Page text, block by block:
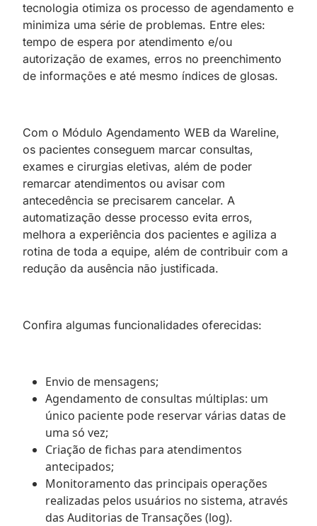
tecnologia otimiza os processo de agendamento e
minimiza uma série de problemas. Entre eles:
tempo de espera por atendimento e/ou
autorização de exames, erros no preenchimento
de informações e até mesmo índices de glosas.
Com o Módulo Agendamento WEB da Wareline,
os pacientes conseguem marcar consultas,
exames e cirurgias eletivas, além de poder
remarcar atendimentos ou avisar com
antecedência se precisarem cancelar. A
automatização desse processo evita erros,
melhora a experiência dos pacientes e agiliza a
rotina de toda a equipe, além de contribuir com a
redução da ausência não justificada.
Confira algumas funcionalidades oferecidas:
Envio de mensagens;
Agendamento de consultas múltiplas: um
único paciente pode reservar várias datas de
uma só vez;
Criação de fichas para atendimentos
antecipados;
Monitoramento das principais operações
realizadas pelos usuários no sistema, através
das Auditorias de Transações (log).